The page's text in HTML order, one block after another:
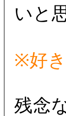
いと
※好
残念